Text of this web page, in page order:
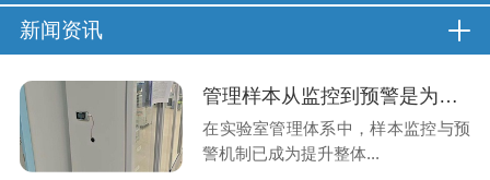
新闻资讯
管理样本从监控到预警是为了提升了监控效率还是及时处理异常的速度呢?26.8.5
在实验室管理体系中，样本监控与预
警机制已成为提升整体...